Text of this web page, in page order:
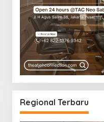
Regional Terbaru